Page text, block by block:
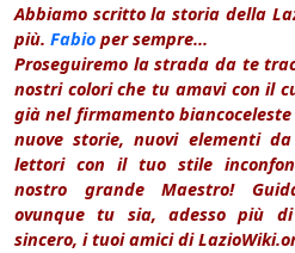
Abbiamo scritto la storia della
più. Fabio per sempre...
Proseguiremo la strada da te
nostri colori che tu amavi con il
già nel firmamento
nuove storie, nuovi elementi
lettori con il tuo stile
nostro grande Maestro!
ovunque tu sia, adesso più
sincero, i tuoi amici di